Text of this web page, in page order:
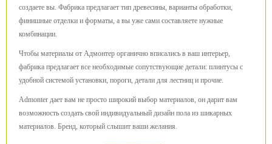
создаете вы. Фабрика предлагает тип древесины, варианты обработки,
финишные отделки и форматы, а вы уже сами составляете нужные
комбинации.
Чтобы материалы от Адмонтер органично вписались в ваш интерьер,
фабрика предлагает все необходимые сопутствующие детали: плинтусы с
удобной системой установки, пороги, детали для лестниц и прочие.
Admonter дает вам не просто широкий выбор материалов, он дарит вам
возможность создать свой индивидуальный дизайн пола из шикарных
материалов. Бренд, который слышит ваши желания.